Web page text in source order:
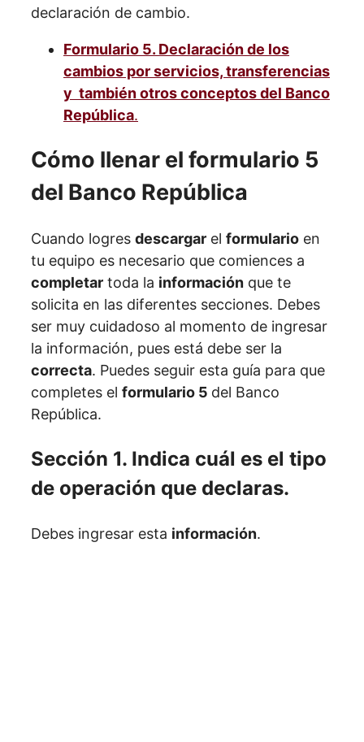
declaración de cambio.
Formulario 5. Declaración de los
cambios por servicios, transferencias
y también otros conceptos del Banco
República.
Cómo llenar el formulario 5
del Banco República
Cuando logres descargar el formulario en
tu equipo es necesario que comiences a
completar toda la información que te
solicita en las diferentes secciones. Debes
ser muy cuidadoso al momento de ingresar
la información, pues está debe ser la
correcta. Puedes seguir esta guía para que
completes el formulario 5 del Banco
República.
Sección 1. Indica cuál es el tipo
de operación que declaras.
Debes ingresar esta información.